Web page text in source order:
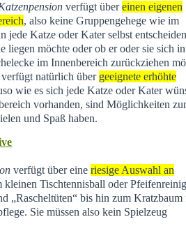
verfügt übereinen eigenen
, also keine Gruppengehege wie im
jede Katze oder Kater selbst
liegen möchte oder ob er oder sie sich in
im Innenbereich zurückziehen
natürlich über geeignete erhöhte
wie es sich jede Katze oder Kater
vorhanden, sind Möglichkeiten
und Spaß haben.
verfügt über eineriesige Auswahl an
kleinen Tischtennisball oder
„Rascheltüten“ bis hin zum Kratzbaum
Sie müssen also kein Spielzeug